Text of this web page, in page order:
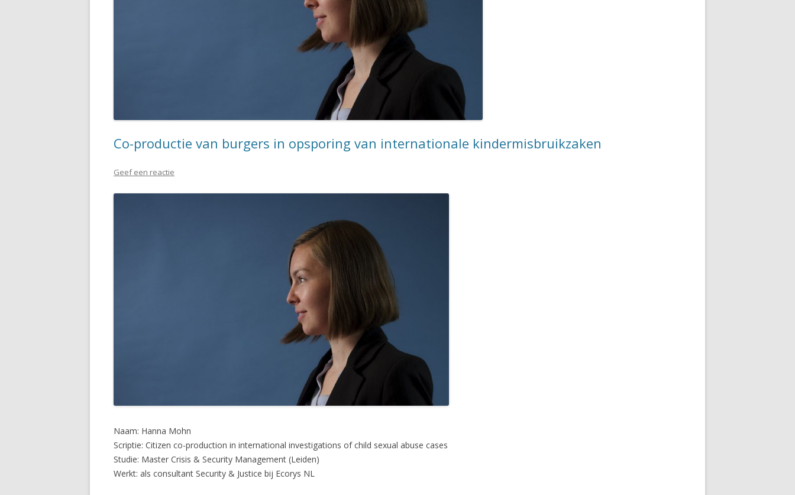
Co-productie van burgers in opsporing van internationale kindermisbruikzaken
Geef een reactie
Naam: Hanna Mohn
Scriptie: Citizen co-production in international investigations of child sexual abuse cases
Studie: Master Crisis & Security Management (Leiden)
Werkt: als consultant Security & Justice bij Ecorys NL